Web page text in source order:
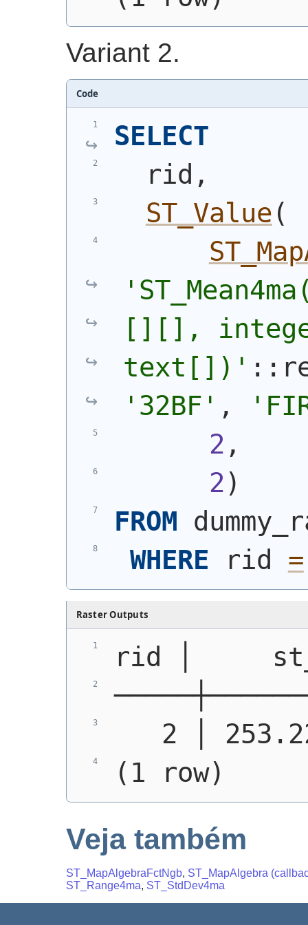
Variant 2.
Code
SELECT
  rid,
ST_Value (
[][],
text[])'
'32BF' ,
2 ,
2)
FROM
WHERE rid =
Raster Outputs
rid │
2 │
(1 row)
Veja também
ST_MapAlgebraFctNgb, ST_MapAlgebra
ST_Range4ma, ST_StdDev4ma